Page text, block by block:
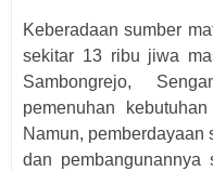
Keberadaan sumber
sekitar 13 ribu jiwa
Sambongrejo,
pemenuhan
Namun, pemberdayaan
dan pembangunannya